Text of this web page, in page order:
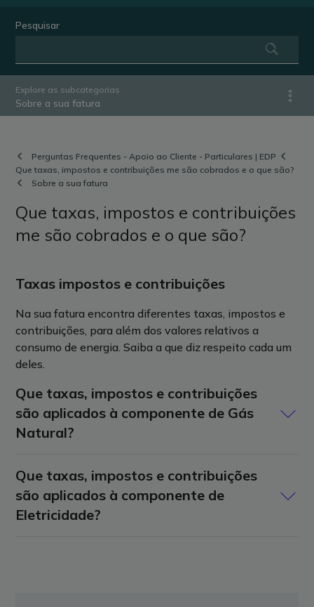
Pesquisar
Explore as subcategorias
Sobre a sua fatura
Perguntas Frequentes - Apoio ao Cliente - Particulares | EDP
Que taxas, impostos e contribuições me são cobrados e o que são?
Sobre a sua fatura
Que taxas, impostos e contribuições
me são cobrados e o que são?
Taxas impostos e contribuições
Na sua fatura encontra diferentes taxas, impostos e
contribuições, para além dos valores relativos a
consumo de energia. Saiba a que diz respeito cada um
deles.
Que taxas, impostos e contribuições
são aplicados à componente de Gás
Natural?
As taxas e impostos aplicados à componentegás
naturalsão:
Imposto Especial de Consumo de Gás
Que taxas, impostos e contribuições
são aplicados à componente de
Eletricidade?